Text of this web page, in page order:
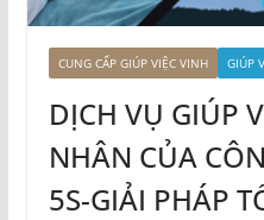
CUNG CẤP GIÚP VIỆC VINH GIÚP
DỊCH VỤ GIÚP
NHÂN CỦA
5S-GIẢI PHÁP